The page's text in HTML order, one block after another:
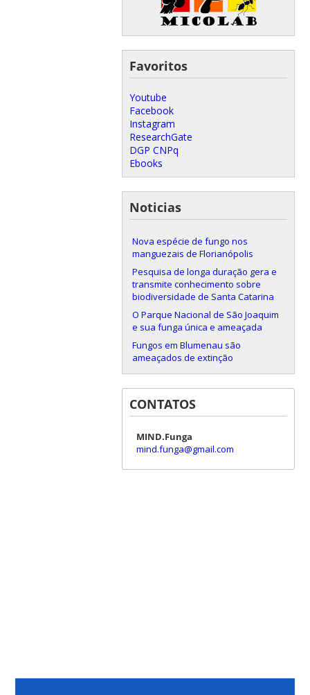
Favoritos
Youtube
Facebook
Instagram
ResearchGate
DGP CNPq
Ebooks
Noticias
Nova espécie de fungo nos
manguezais de Florianópolis
Pesquisa de longa duração gera e
transmite conhecimento sobre
biodiversidade de Santa Catarina
O Parque Nacional de São Joaquim
e sua funga única e ameaçada
Fungos em Blumenau são
ameaçados de extinção
CONTATOS
MIND.Funga
mind.funga@gmail.com